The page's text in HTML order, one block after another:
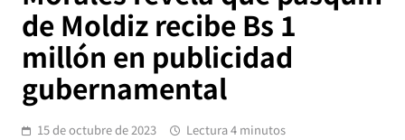
de Moldiz recibe Bs 1
millón en publicidad
gubernamental
15 de octubre de 2023 Lectura 4 minutos